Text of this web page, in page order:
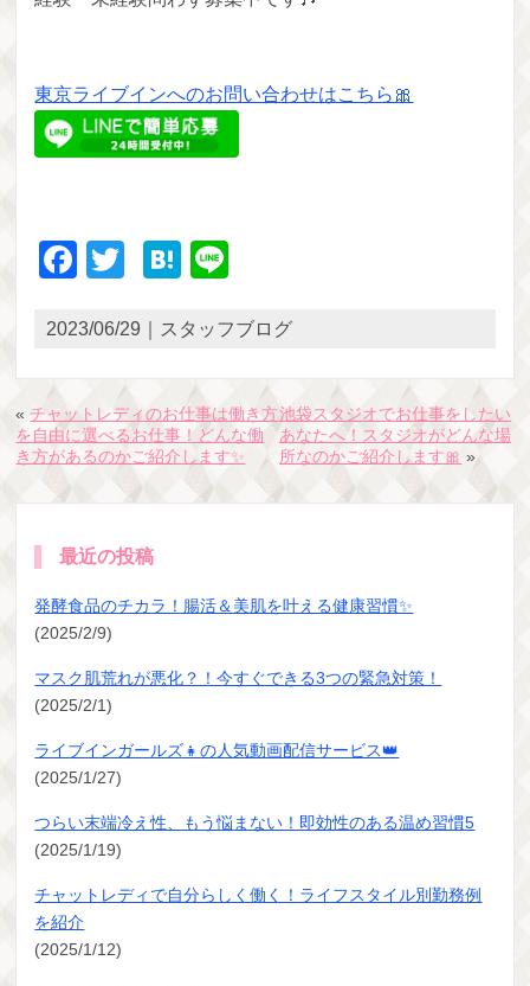
東京ライブインへのお問い合わせはこちら🎀
Facebook
TwitterHatena
2023/06/29｜スタッフブログ
«チャットレディのお仕事は働き方
を自由に選べるお仕事！どんな働
き方があるのかご紹介します✨
池袋スタジオでお仕事をしたい
あなたへ！スタジオがどんな場
所なのかご紹介します🎀 »
最近の投稿
発酵食品のチカラ！腸活＆美肌を叶える健康習慣✨
(2025/2/9)
マスク肌荒れが悪化？！今すぐできる3つの緊急対策！
(2025/2/1)
ライブインガールズ👧の人気動画配信サービス👑
(2025/1/27)
つらい末端冷え性、もう悩まない！即効性のある温め習慣5
(2025/1/19)
チャットレディで自分らしく働く！ライフスタイル別勤務例
を紹介
(2025/1/12)